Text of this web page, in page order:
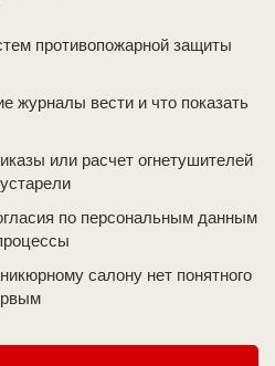
противопожарной защиты
журналы вести и что показать
или расчет огнетушителей
по персональным данным
салону нет понятного